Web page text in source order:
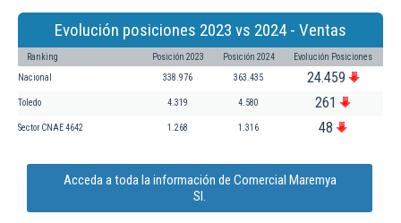
Evolución posiciones 2023 vs 2024 - Ventas
Ranking Posición 2023 Posición 2024 Evolución Posiciones
Nacional 338.976 363.435 24.459
Toledo 4.319 4.580 261
Sector CNAE 4642 1.268 1.316 48
Acceda a toda la información de Comercial Maremya
Sl.